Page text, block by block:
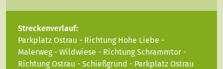
Streckenverlauf:
Parkplatz Ostrau - Richtung Hohe Liebe -
Malerweg - Wildwiese - Richtung Schrammtor -
Richtung Ostrau - Schießgrund - Parkplatz Ostrau